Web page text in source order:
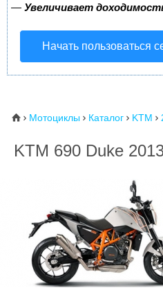
— Увеличивает
Начать пользоваться
⌂  Мотоциклы  Каталог  KTM 
KTM 690 Duke